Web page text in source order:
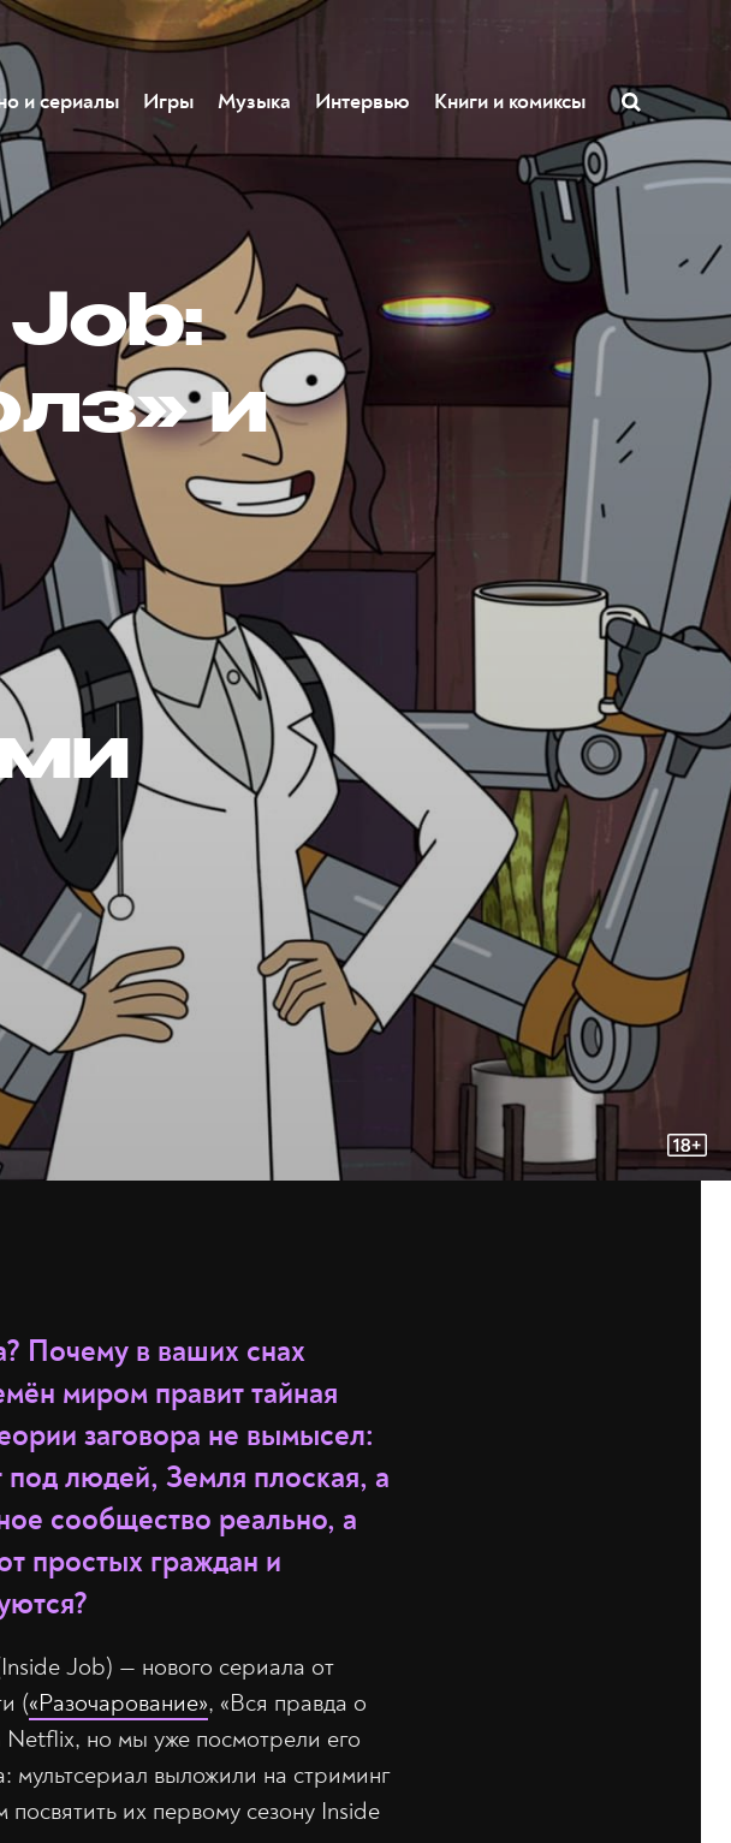
и сериалы Игры Музыка Интервью Книги и комиксы
и
Почему в ваших снах
миром правит тайная
заговора не вымысел:
людей, Земля плоская, а
сообщество реально, а
простых граждан и
Job) — нового сериала от
(«Разочарование», «Вся правда о
Netflix, но мы уже посмотрели его
мультсериал выложили на стриминг
их первому сезону Inside